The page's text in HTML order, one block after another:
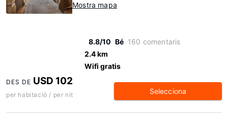
Mostra mapa
8.8/10 Bé 160 comentaris
2.4 km
Wifi gratis
DES DE USD 102
per habitació / per nit Selecciona